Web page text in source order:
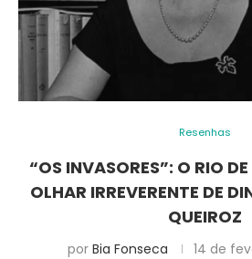
Resenhas
“OS INVASORES”: O RIO
OLHAR IRREVERENTE DE
QUEIROZ
por Bia Fonseca 14 de